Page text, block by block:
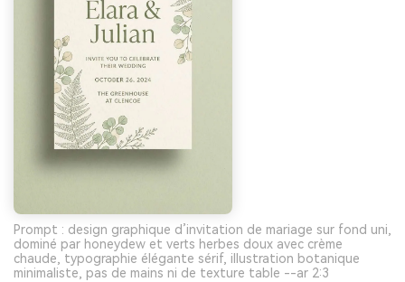
Prompt : design graphique d’invitation de mariage sur fond uni,
dominé par honeydew et verts herbes doux avec crème
chaude, typographie élégante sérif, illustration botanique
minimaliste, pas de mains ni de texture table --ar 2:3